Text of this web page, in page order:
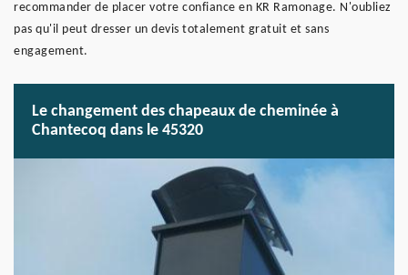
recommander de placer votre confiance en KR Ramonage. N'oubliez
pas qu'il peut dresser un devis totalement gratuit et sans
engagement.
Le changement des chapeaux de cheminée à
Chantecoq dans le 45320